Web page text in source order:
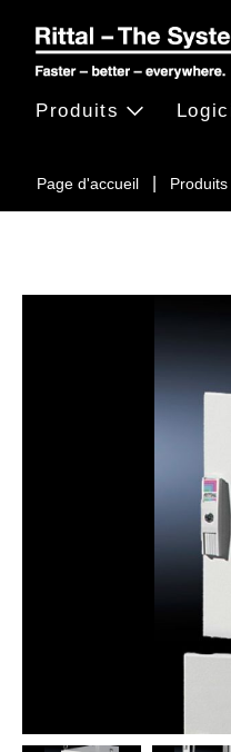
Page d'accueil Produits
Produits